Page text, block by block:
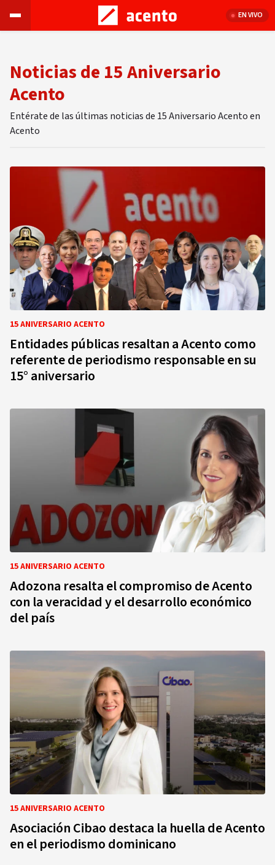
EN VIVO
Noticias de 15 Aniversario
Acento
Entérate de las últimas noticias de 15 Aniversario Acento en
Acento
15 ANIVERSARIO ACENTO
Entidades públicas resaltan a Acento como
referente de periodismo responsable en su
15° aniversario
15 ANIVERSARIO ACENTO
Adozona resalta el compromiso de Acento
con la veracidad y el desarrollo económico
del país
15 ANIVERSARIO ACENTO
Asociación Cibao destaca la huella de Acento
en el periodismo dominicano